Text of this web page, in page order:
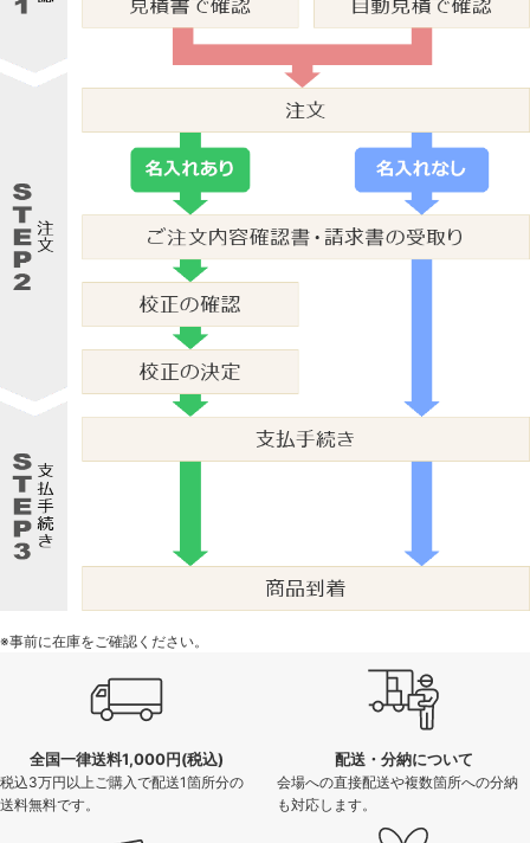
※事前に在庫をご確認ください。
全国一律送料1,000円(税込)
税込3万円以上ご購入で配送1箇所分の
送料無料です。
配送・分納について
会場への直接配送や複数箇所への分納
も対応します。